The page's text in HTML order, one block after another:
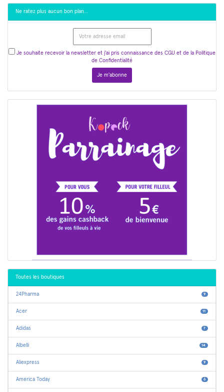
Ne ratez plus aucun bon plan…
Je souhaite recevoir la newsletter et j'ai pris connaissance des CGU et de la Politique
de Confidentialité
Toutes les boutiques
24Pharma 9
Acer 11
Adidas 7
Albelli 14
Aliexpress 9
America Today 6